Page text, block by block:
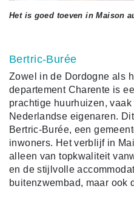
Het is goed toeven in Maison
Bertric-Burée
Zowel in de Dordogne als
departement Charente is
prachtige huurhuizen,
Nederlandse eigenaren.
Bertric-Burée, een
inwoners. Het verblijf in
alleen van topkwaliteit
en de stijlvolle
buitenzwembad, maar ook